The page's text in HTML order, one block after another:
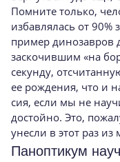
Помните только,
избавлялась от
пример динозавров
заскочившим «на
секунду,
ее рождения, что и
сия, если мы не
достойно. Это,
унесли в этот раз из
Паноптикум